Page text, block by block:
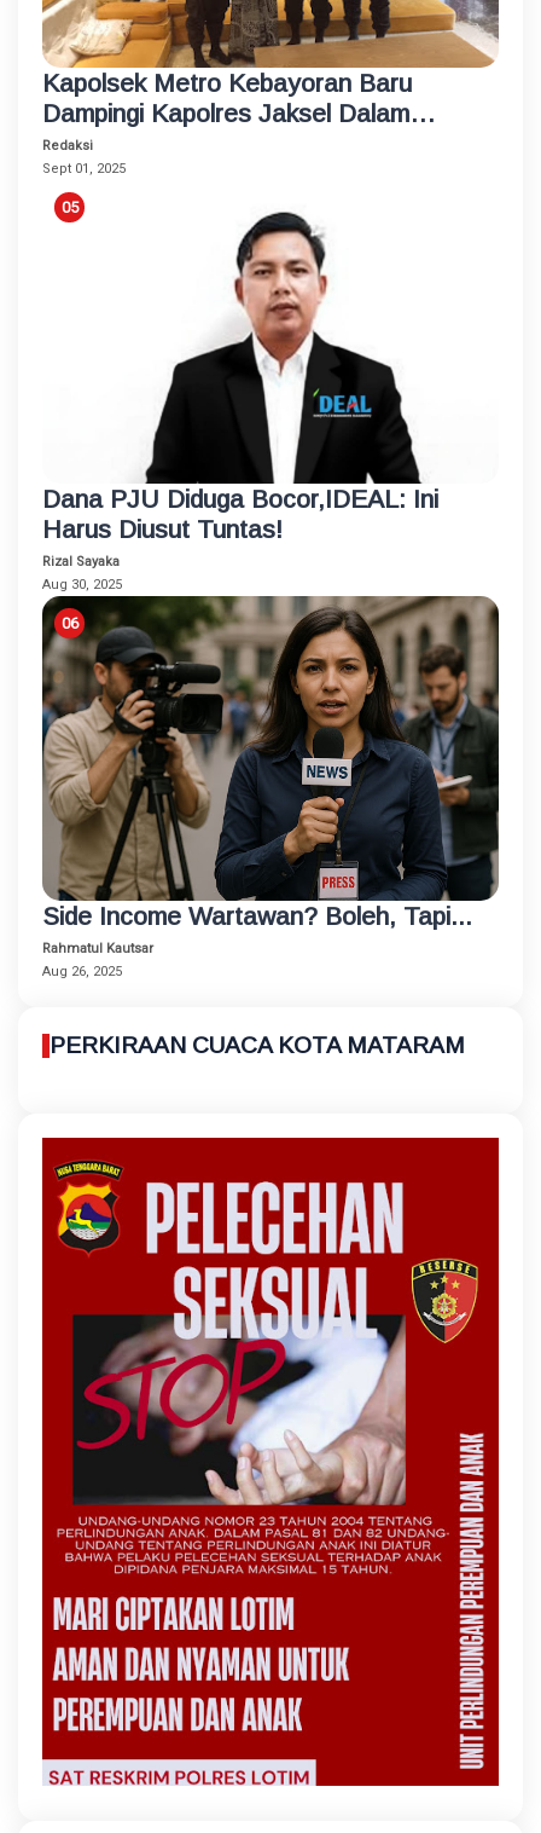
Kapolsek Metro Kebayoran Baru
Dampingi Kapolres Jaksel Dalam
Kunjungan Ke Tokoh Agama
Redaksi
Sept 01, 2025
Dana PJU Diduga Bocor,IDEAL: Ini
Harus Diusut Tuntas!
Rizal Sayaka
Aug 30, 2025
Side Income Wartawan? Boleh, Tapi...
Rahmatul Kautsar
Aug 26, 2025
PERKIRAAN CUACA KOTA MATARAM